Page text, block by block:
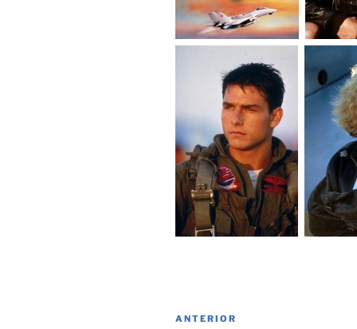
Navegación
Entrada
ANTERIOR